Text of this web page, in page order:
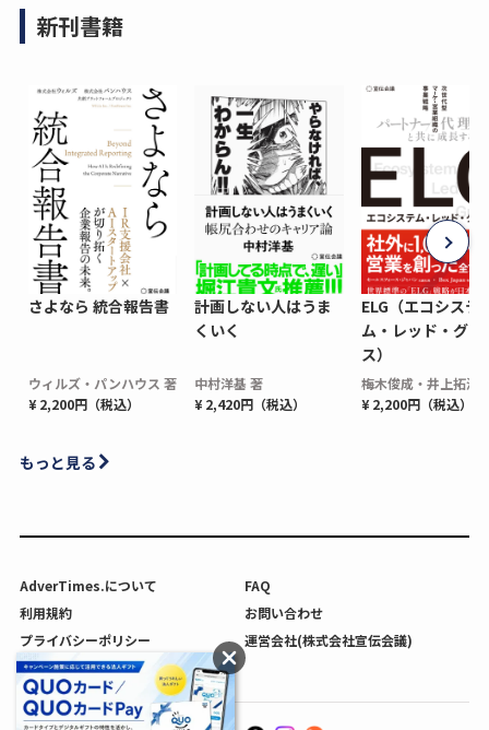
新刊書籍
さよなら 統合報告書
ウィルズ・パンハウス 著
¥ 2,200円（税込）
計画しない人はうま
くいく
中村洋基 著
¥ 2,420円（税込）
ELG（エコシステ
ム・レッド・グロ
ス）
梅木俊成・井上拓海
¥ 2,200円（税込）
もっと見る
AdverTimes.について
FAQ
利用規約
お問い合わせ
プライバシーポリシー
運営会社(株式会社宣伝会議)
利用者情報の外部送信について